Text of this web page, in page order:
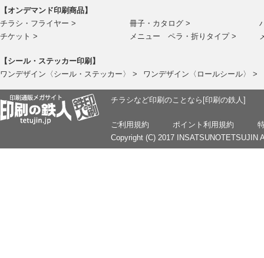
【オンデマンド印刷商品】
チラシ・フライヤー >
冊子・カタログ >
チケット >
メニュー ペラ・折りタイプ >
【シール・ステッカー印刷】
ワンデザイン〈シール・ステッカー〉 >
ワンデザイン〈ロールシール〉 >
チラシなど印刷のことなら[印刷の鉄人]
ご利用規約 ポイント利用規約
Copyright (C) 2017 INSATSUNOTETSUJIN